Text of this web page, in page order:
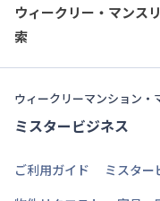
ウィークリー・マンス
索
ウィークリーマンション・
ミスタービジネス
ご利用ガイド
ミスター